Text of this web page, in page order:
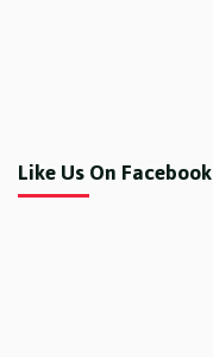
Like Us On Facebook